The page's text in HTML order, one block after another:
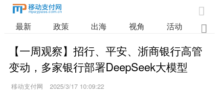

最新 政策 出海 视角 活动 业

【一周观察】招行、平安、浙商银行高管
变动，多家银行部署DeepSeek大模型
移动支付网 2025/3/17 10:09:22